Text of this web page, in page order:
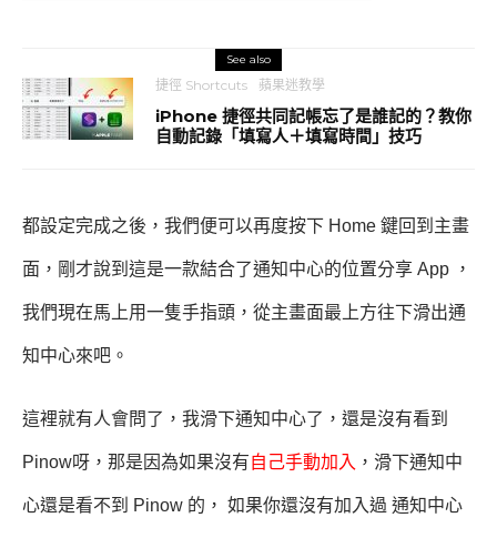
See also
捷徑 Shortcuts 蘋果迷教學
iPhone 捷徑共同記帳忘了是誰記的？教你
自動記錄「填寫人＋填寫時間」技巧
都設定完成之後，我們便可以再度按下 Home 鍵回到主畫
面，剛才說到這是一款結合了通知中心的位置分享 App ，
我們現在馬上用一隻手指頭，從主畫面最上方往下滑出通
知中心來吧。
這裡就有人會問了，我滑下通知中心了，還是沒有看到
Pinow呀，那是因為如果沒有自己手動加入 ，滑下通知中
心還是看不到 Pinow 的， 如果你還沒有加入過 通知中心